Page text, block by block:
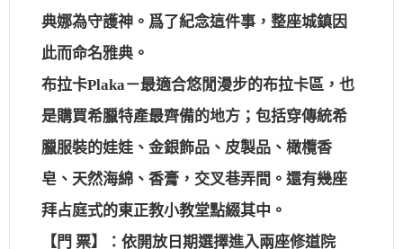
典娜為守護神。爲了紀念這件事，整座城鎮因
此而命名雅典。
布拉卡Plaka－最適合悠閒漫步的布拉卡區，也
是購買希臘特產最齊備的地方；包括穿傳統希
臘服裝的娃娃、金銀飾品、皮製品、橄欖香
皂、天然海綿、香膏，交叉巷弄間。還有幾座
拜占庭式的東正教小教堂點綴其中。
【門 票】：依開放日期選擇進入兩座修道院